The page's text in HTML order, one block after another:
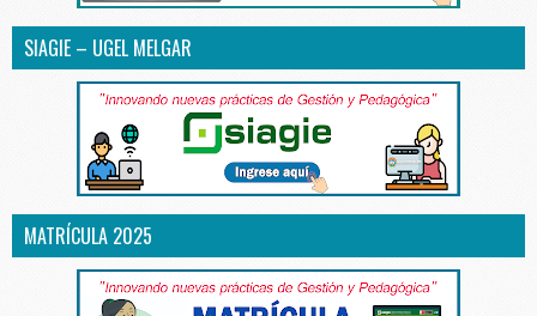
SIAGIE – UGEL MELGAR
MATRÍCULA 2025